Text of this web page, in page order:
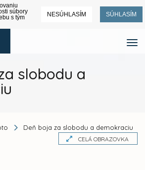
súbory
s tým
NESÚHLASÍM SÚHLASÍM
slobodu a
Deň boja za slobodu a demokraciu
CELÁ OBRAZOVKA